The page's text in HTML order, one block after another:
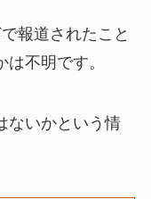
報道されたこと
不明です。
ないかという情